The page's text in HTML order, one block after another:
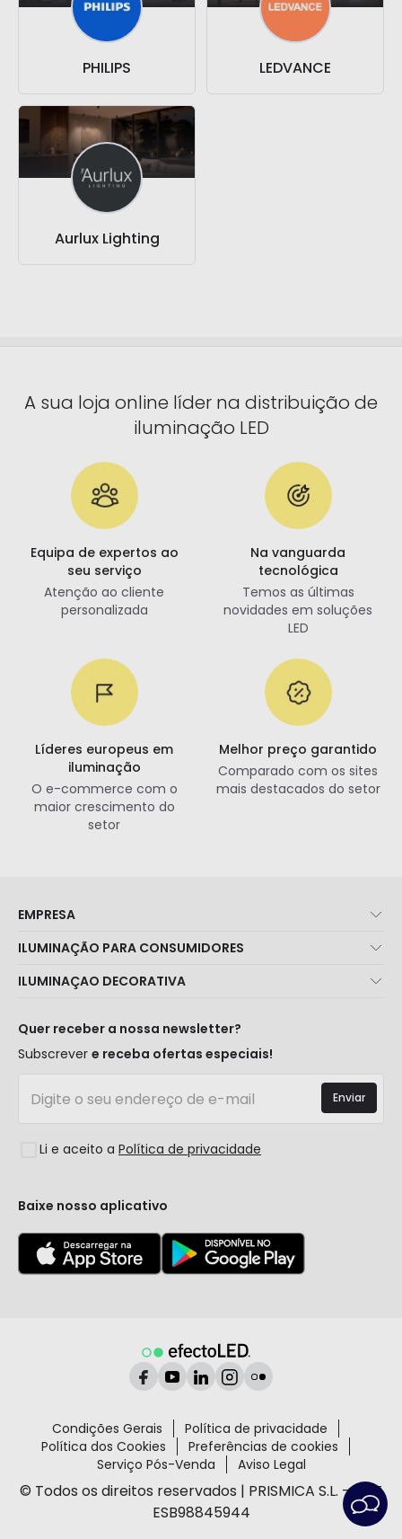
PHILIPS LEDVANCE
Aurlux Lighting
A sua loja online líder na distribuição de
iluminação LED
Equipa de expertos ao
seu serviço
Atenção ao cliente
personalizada
Na vanguarda
tecnológica
Temos as últimas
novidades em soluções
LED
Líderes europeus em
iluminação
O e-commerce com o
maior crescimento do
setor
Melhor preço garantido
Comparado com os sites
mais destacados do setor
EMPRESA
Atendimento ao Cliente
Métodos de Envio
É Profissional?
Perguntas Frequentes (FAQ)
ILUMINAÇÃO PARA CONSUMIDORES
Marcas
Iluminação para empresas
ILUMINAÇAO DECORATIVA
Tendências
Marcas de Decoração Premium
Novidades em Decoração
Espaços
Estilos
Coleções
Quer receber a nossa newsletter?
Subscrever e receba ofertas especiais!
Li e aceito a Política de privacidade
Enviar
Baixe nosso aplicativo
Condições Gerais
Política de privacidade
Política dos Cookies
Preferências de cookies
Serviço Pós-Venda
Aviso Legal
© Todos os direitos reservados | PRISMICA S.L. - VAT
ESB98845944